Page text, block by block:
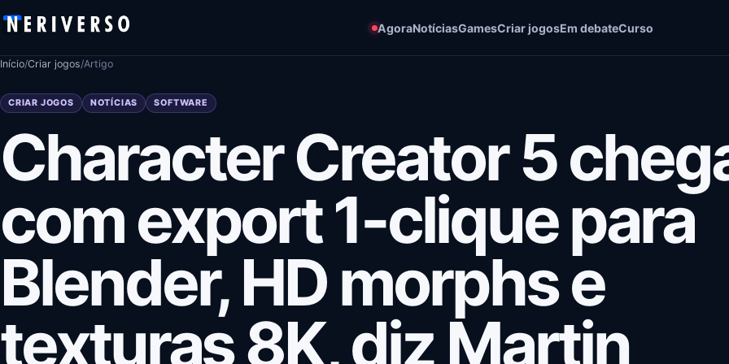
AgoraNotíciasGamesCriar jogosEm debateCurso
Início/Criar jogos/Artigo
CRIAR JOGOS NOTÍCIAS SOFTWARE
Character Creator 5
com export 1-clique para
Blender, HD morphs e
texturas 8K, diz Martin